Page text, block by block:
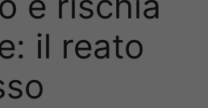
il reato